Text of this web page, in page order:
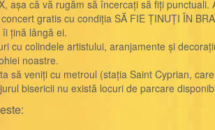
așa că vă rugăm să încercați să fiți
gratis cu condiția SĂ FIE ȚINUȚI ÎN
țină lângă ei.
cu colindele artistului, aranjamente și
noastre.
să veniți cu metroul (stația Saint Cyprian,
bisericii nu există locuri de parcare